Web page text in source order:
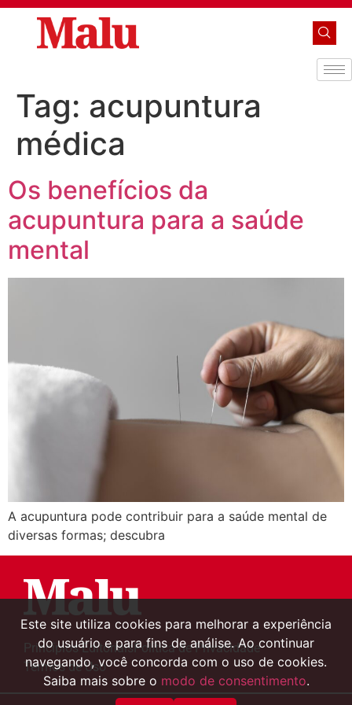
Tag: acupuntura
médica
Os benefícios da
acupuntura para a saúde
mental
A acupuntura pode contribuir para a saúde mental de
diversas formas; descubra
Princípios EditoriaisPolítica de Privacidade
Termos de Uso
Este site utiliza cookies para melhorar a experiência
do usuário e para fins de análise. Ao continuar
navegando, você concorda com o uso de cookies.
Saiba mais sobre o modo de consentimento.